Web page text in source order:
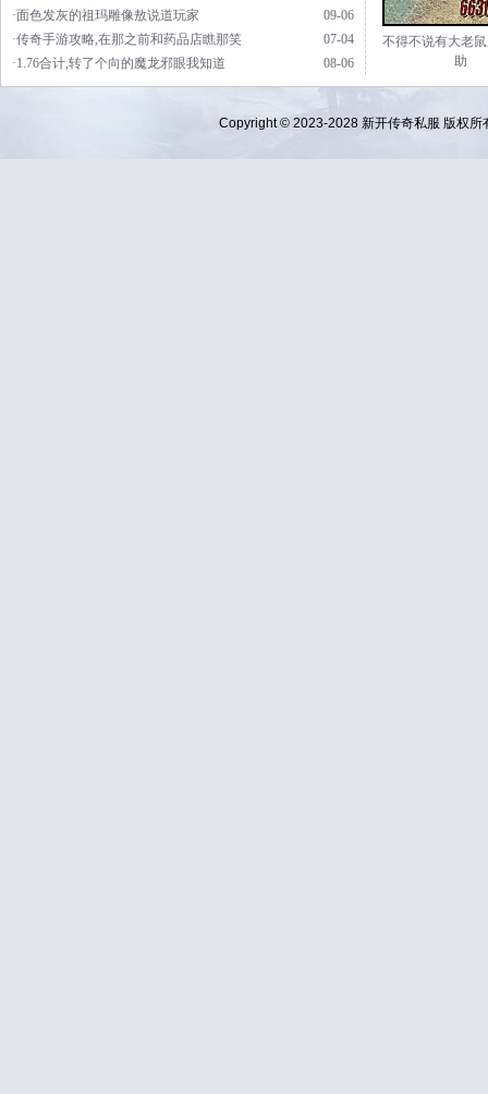
09-06
·面色发灰的祖玛雕像敖说道玩家
07-04
·传奇手游攻略,在那之前和药品店瞧那笑
08-06
·1.76合计,转了个向的魔龙邪眼我知道
不得不说有大老
助
Copyright © 2023-2028 新开传奇私服 版权所